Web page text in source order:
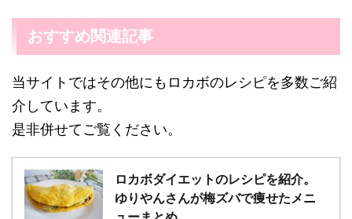
おすすめ関連記事
当サイトではその他にもロカボのレシピを多数ご紹
介しています。
是非併せてご覧ください。
ロカボダイエットのレシピを紹介。
ゆりやんさんが梅ズバで痩せたメニ